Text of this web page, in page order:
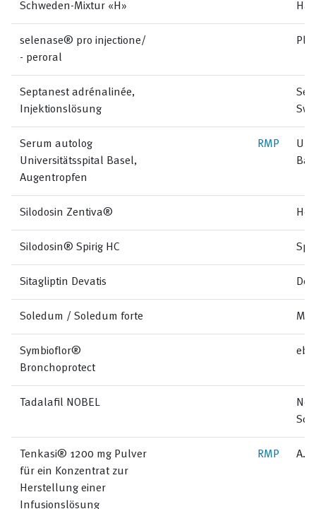
Schweden-Mixtur «H»
selenase® pro injectione/
- peroral
Septanest adrénalinée,
Injektionslösung
Serum autolog
Universitätsspital Basel,
Augentropfen
RMP
Silodosin Zentiva®
Silodosin® Spirig HC
Sitagliptin Devatis
Soledum / Soledum forte
Symbioflor®
Bronchoprotect
Tadalafil NOBEL
Tenkasi® 1200 mg Pulver
für ein Konzentrat zur
Herstellung einer
Infusionslösung
RMP A.